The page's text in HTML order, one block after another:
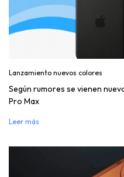
Lanzamiento nuevos colores
Según rumores se vienen
Pro Max
Leer más